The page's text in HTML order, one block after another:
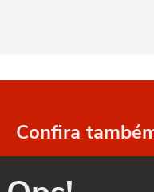
Confira